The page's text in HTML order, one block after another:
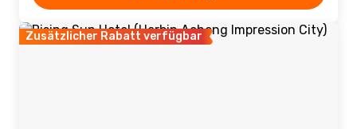
Zusätzlicher Rabatt verfügbar